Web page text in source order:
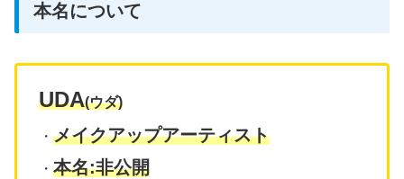
本名について
UDA(ウダ)
・ メイクアップアーティスト
・ 本名:非公開